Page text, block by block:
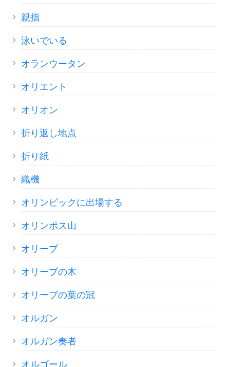
親指
泳いでいる
オランウータン
オリエント
オリオン
折り返し地点
折り紙
織機
オリンピックに出場する
オリンポス山
オリーブ
オリーブの木
オリーブの葉の冠
オルガン
オルガン奏者
オルゴール